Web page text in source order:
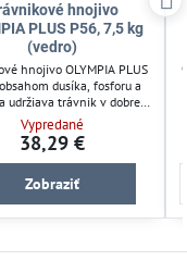
hnojivo
PLUS P56, 7,5 kg
(vedro)
hnojivo OLYMPIA PLUS
dusíka, fosforu a
udržiava trávnik v dobrej
až 12 týždňov. Znižuje
popálenia a podporuje
voči chorobám. Vhodné
trávnikové plochy, aj po
či založení trávnika.
rozloženie živín.
Vypredané
38,29 €
Zobraziť